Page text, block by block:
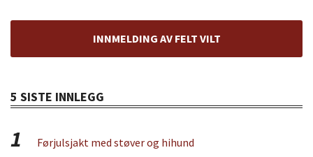
INNMELDING AV FELT VILT
5 SISTE INNLEGG
1 Førjulsjakt med støver og hihund